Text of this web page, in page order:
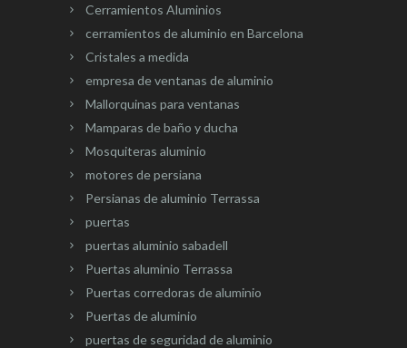
Cerramientos Aluminios
cerramientos de aluminio en Barcelona
Cristales a medida
empresa de ventanas de aluminio
Mallorquinas para ventanas
Mamparas de baño y ducha
Mosquiteras aluminio
motores de persiana
Persianas de aluminio Terrassa
puertas
puertas aluminio sabadell
Puertas aluminio Terrassa
Puertas corredoras de aluminio
Puertas de aluminio
puertas de seguridad de aluminio